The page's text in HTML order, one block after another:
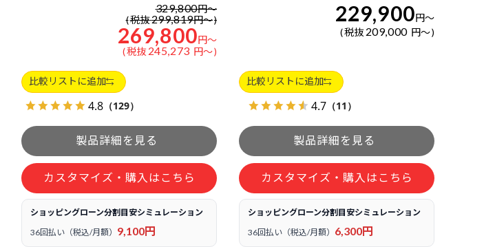
329,800円～
税抜299,819円～
269,800円～
税抜 245,273 円～
比較リストに追加
4.8 （129）
カスタマイズ・購入はこちら
ショッピングローン分割目安シミュレーション
36回払い（税込/月額） 9,100円
229,900円～
税抜 209,000 円～
比較リストに追加
4.7 （11）
カスタマイズ・購入はこちら
ショッピングローン分割目安シミュレーション
36回払い（税込/月額） 6,300円